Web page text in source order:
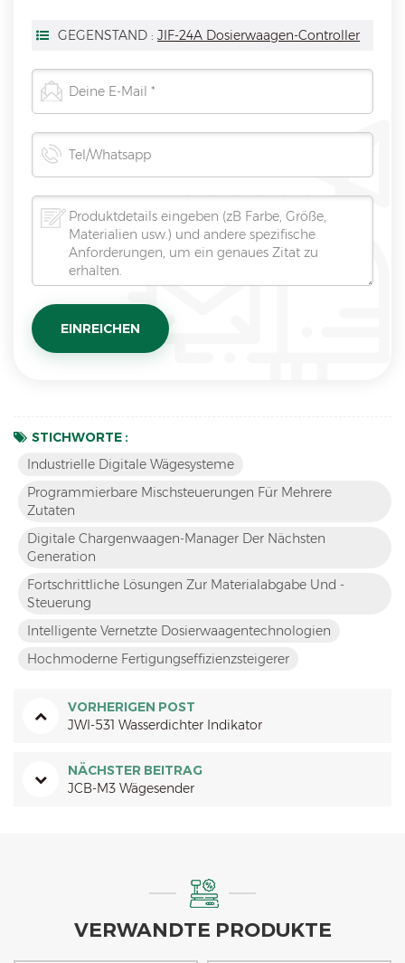
wir. GEGENSTAND : JIF-24A Dosierwaagen-Controller
STICHWORTE :
Industrielle Digitale Wägesysteme
Programmierbare Mischsteuerungen Für Mehrere
Zutaten
Digitale Chargenwaagen-Manager Der Nächsten
Generation
Fortschrittliche Lösungen Zur Materialabgabe Und -
Steuerung
Intelligente Vernetzte Dosierwaagentechnologien
Hochmoderne Fertigungseffizienzsteigerer
VORHERIGEN POST
JWI-531 Wasserdichter Indikator
NÄCHSTER BEITRAG
JCB-M3 Wägesender
VERWANDTE PRODUKTE